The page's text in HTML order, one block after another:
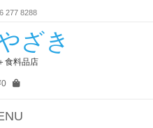
277 8288
ざき
食料品店